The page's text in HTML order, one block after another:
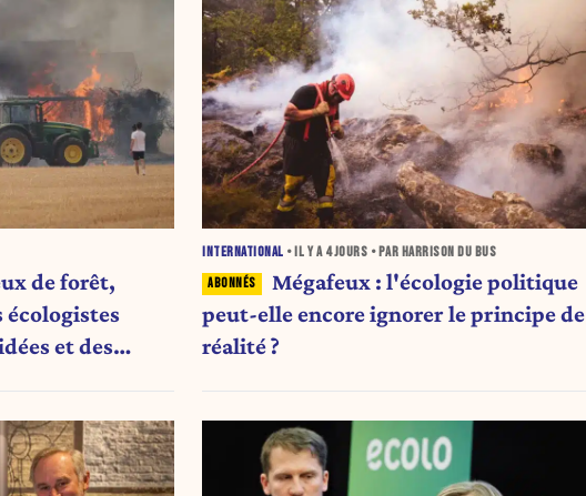
de forêt,
écologistes
et des
INTERNATIONAL • IL Y A 4 JOURS • PAR HARRISON DU BUS
Mégafeux : l'écologie politique
peut-elle encore ignorer le principe de
réalité ?